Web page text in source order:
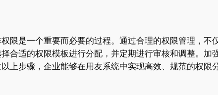
限是一个重要而必要的过程。通过合理的权限管理，
合适的权限模板进行分配，并定期进行审核和调整。
上步骤，企业能够在用友系统中实现高效、规范的权限